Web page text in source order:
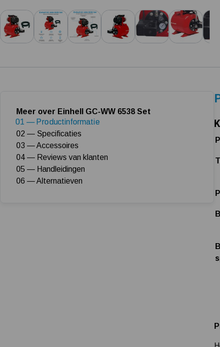
Meer over Einhell GC-WW 6538 Set
01 — Productinformatie
02 — Specificaties
03 — Accessoires
04 — Reviews van klanten
05 — Handleidingen
06 — Alternatieven